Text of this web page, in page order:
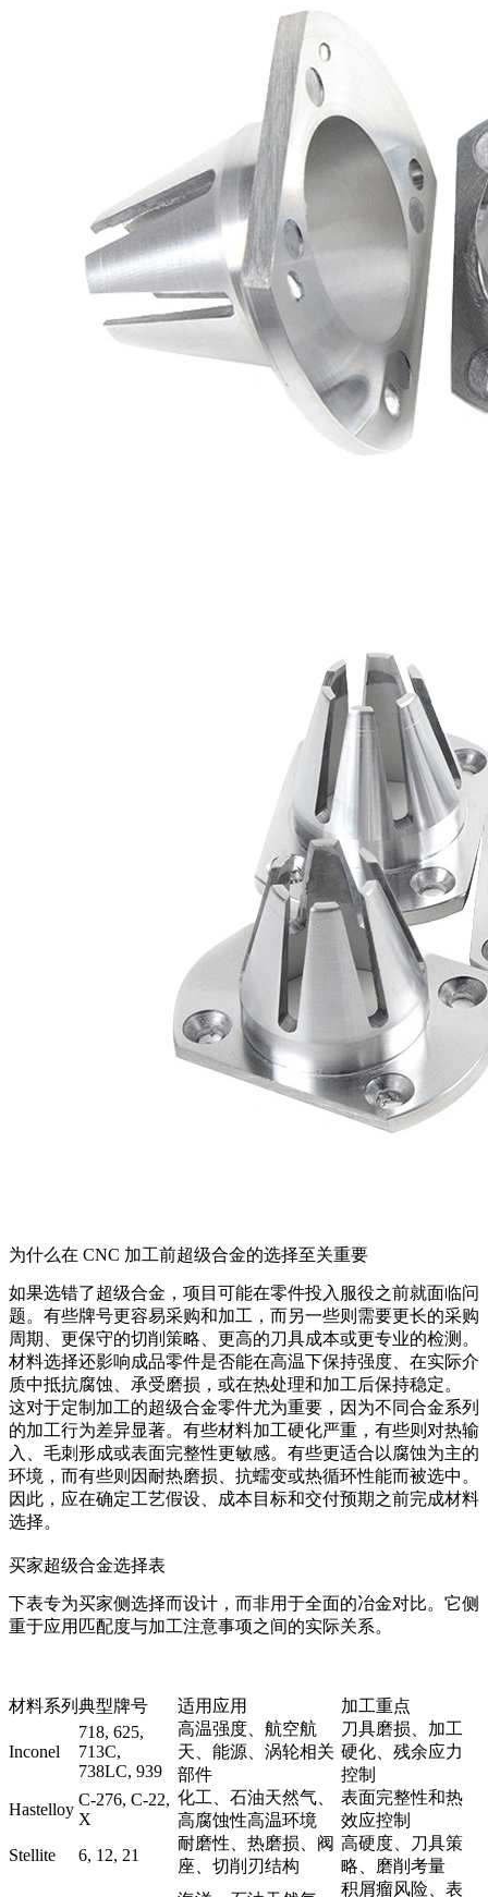
为什么在 CNC 加工前超级合金的选择至关重要
如果选错了超级合金，项目可能在零件投入服役之前就面临问
题。有些牌号更容易采购和加工，而另一些则需要更长的采购
周期、更保守的切削策略、更高的刀具成本或更专业的检测。
材料选择还影响成品零件是否能在高温下保持强度、在实际介
质中抵抗腐蚀、承受磨损，或在热处理和加工后保持稳定。
这对于定制加工的超级合金零件尤为重要，因为不同合金系列
的加工行为差异显著。有些材料加工硬化严重，有些则对热输
入、毛刺形成或表面完整性更敏感。有些更适合以腐蚀为主的
环境，而有些则因耐热磨损、抗蠕变或热循环性能而被选中。
因此，应在确定工艺假设、成本目标和交付预期之前完成材料
选择。
买家超级合金选择表
下表专为买家侧选择而设计，而非用于全面的冶金对比。它侧
重于应用匹配度与加工注意事项之间的实际关系。
材料系列 典型牌号 适用应用 加工重点
Inconel
718, 625,
713C,
738LC, 939
高温强度、航空航
天、能源、涡轮相关
部件
刀具磨损、加工
硬化、残余应力
控制
Hastelloy
C-276, C-22,
X
化工、石油天然气、
高腐蚀性高温环境
表面完整性和热
效应控制
Stellite
6, 12, 21
耐磨性、热磨损、阀
座、切削刃结构
高硬度、刀具策
略、磨削考量
积屑瘤风险、表